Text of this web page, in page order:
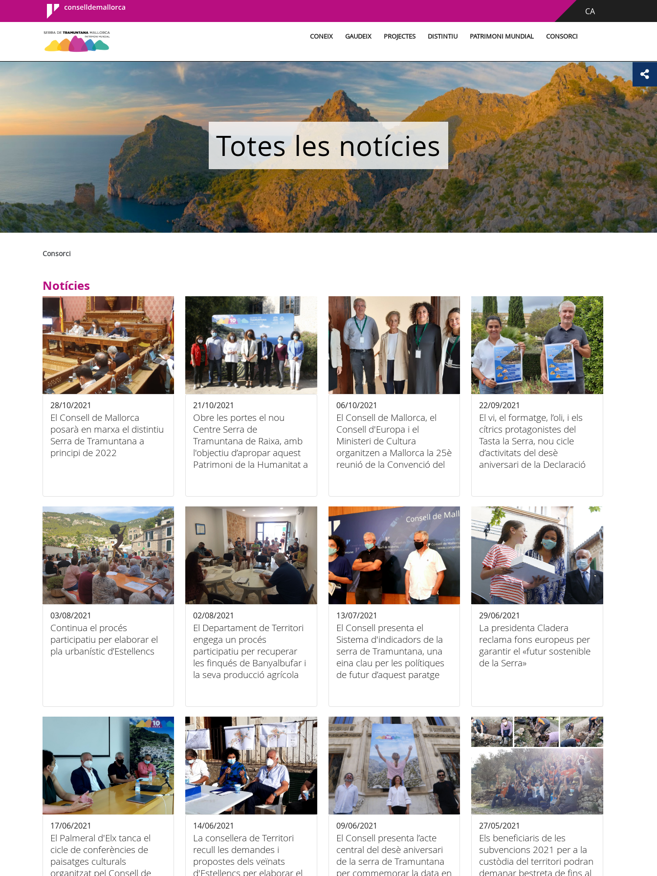
Consell de
Mallorca
CA
CONEIX GAUDEIX PROJECTES DISTINTIU PATRIMONI MUNDIAL CONSORCI
Totes les notícies
Consorci
Notícies
El Consell de Mallorca
posarà en marxa el distintiu
Serra de Tramuntana a
principi de 2022
28/10/2021
Obre les portes el nou
Centre Serra de
Tramuntana de Raixa, amb
l'objectiu d’apropar aquest
Patrimoni de la Humanitat a
21/10/2021
El Consell de Mallorca, el
Consell d'Europa i el
Ministeri de Cultura
organitzen a Mallorca la 25è
reunió de la Convenció del
Tramuntana
06/10/2021
El vi, el formatge, l’oli, i els
cítrics protagonistes del
Tasta la Serra, nou cicle
d’activitats del desè
aniversari de la Declaració
22/09/2021
Continua el procés
participatiu per elaborar el
pla urbanístic d’Estellencs
03/08/2021
El Departament de Territori
engega un procés
participatiu per recuperar
les finqués de Banyalbufar i
la seva producció agrícola
02/08/2021
El Consell presenta el
Sistema d'indicadors de la
serra de Tramuntana, una
eina clau per les polítiques
de futur d’aquest paratge
13/07/2021
La presidenta Cladera
reclama fons europeus per
garantir el «futur sostenible
de la Serra»
29/06/2021
El Palmeral d'Elx tanca el
cicle de conferències de
paisatges culturals
organitzat pel Consell de
17/06/2021
La consellera de Territori
recull les demandes i
propostes dels veïnats
d'Estellencs per elaborar el
14/06/2021
El Consell presenta l’acte
central del desè aniversari
de la serra de Tramuntana
per commemorar la data en
09/06/2021
Els beneficiaris de les
subvencions 2021 per a la
custòdia del territori podran
demanar bestreta de fins al
27/05/2021